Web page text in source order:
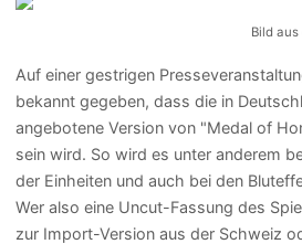
Bild
Auf einer gestrigen
bekannt gegeben, dass die in
angebotene Version von "Medal of
sein wird. So wird es unter anderem
der Einheiten und auch bei den
Wer also eine Uncut-Fassung des
zur Import-Version aus der Schweiz